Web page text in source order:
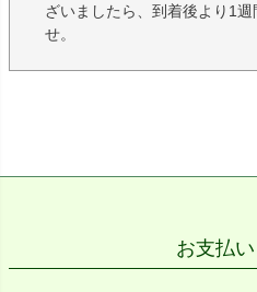
ざいましたら、到着後より1
せ。
お支払